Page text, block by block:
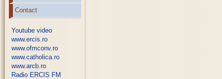
Contact
Youtube video
www.ercis.ro
www.ofmconv.ro
www.catholica.ro
www.arcb.ro
Radio ERCIS FM